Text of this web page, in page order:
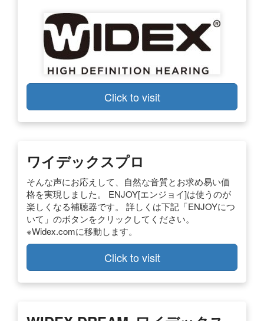
Click to visit
ワイデックスプロ
そんな声にお応えして、自然な音質とお求め易い価
格を実現しました。 ENJOY[エンジョイ]は使うのが
楽しくなる補聴器です。 詳しくは下記「ENJOYにつ
いて」のボタンをクリックしてください。
※Widex.comに移動します。
Click to visit